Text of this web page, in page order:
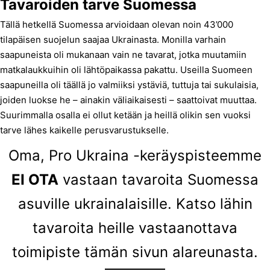
Tavaroiden tarve Suomessa
Tällä hetkellä Suomessa arvioidaan olevan noin 43’000
tilapäisen suojelun saajaa Ukrainasta. Monilla varhain
saapuneista oli mukanaan vain ne tavarat, jotka muutamiin
matkalaukkuihin oli lähtöpaikassa pakattu. Useilla Suomeen
saapuneilla oli täällä jo valmiiksi ystäviä, tuttuja tai sukulaisia,
joiden luokse he – ainakin väliaikaisesti – saattoivat muuttaa.
Suurimmalla osalla ei ollut ketään ja heillä olikin sen vuoksi
tarve lähes kaikelle perusvarustukselle.
Oma, Pro Ukraina -keräyspisteemme
EI OTA vastaan tavaroita Suomessa
asuville ukrainalaisille. Katso lähin
tavaroita heille vastaanottava
toimipiste tämän sivun alareunasta.